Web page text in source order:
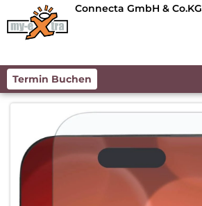
Connecta GmbH & Co.KG
Termin Buchen